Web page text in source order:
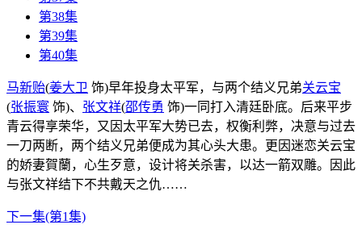
第38集
第39集
第40集
马新贻(姜大卫 饰)早年投身太平军，与两个结义兄弟关云宝
(张振寰 饰)、 张文祥(邵传勇 饰)一同打入清廷卧底。后来平步
青云得享荣华，又因太平军大势已去，权衡利弊，决意与过去
一刀两断，两个结义兄弟便成为其心头大患。更因迷恋关云宝
的娇妻賀蘭，心生歹意，设计将关杀害，以达一箭双雕。因此
与张文祥结下不共戴天之仇……
下一集(第1集)